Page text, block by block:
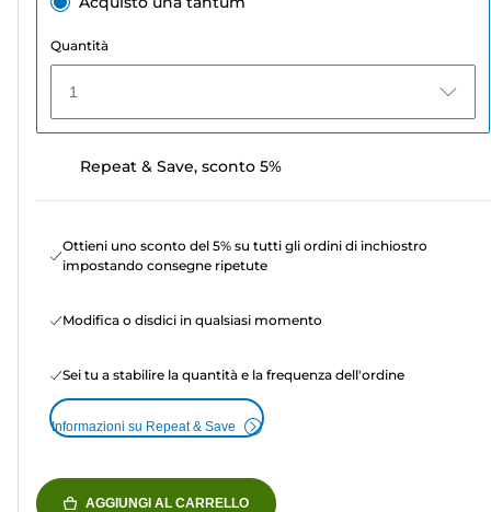
Quantità
1
Repeat & Save, sconto 5%
Ottieni uno sconto del 5% su tutti gli ordini di inchiostro
impostando consegne ripetute
Modifica o disdici in qualsiasi momento
Sei tu a stabilire la quantità e la frequenza dell'ordine
Informazioni su Repeat & Save
AGGIUNGI AL CARRELLO